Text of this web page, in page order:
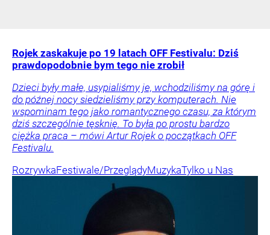
Rojek zaskakuje po 19 latach OFF Festivalu: Dziś
prawdopodobnie bym tego nie zrobił
Dzieci były małe, usypialiśmy je, wchodziliśmy na górę i
do późnej nocy siedzieliśmy przy komputerach. Nie
wspominam tego jako romantycznego czasu, za którym
dziś szczególnie tęsknię. To była po prostu bardzo
ciężka praca – mówi Artur Rojek o początkach OFF
Festivalu.
RozrywkaFestiwale/PrzeglądyMuzykaTylko u Nas